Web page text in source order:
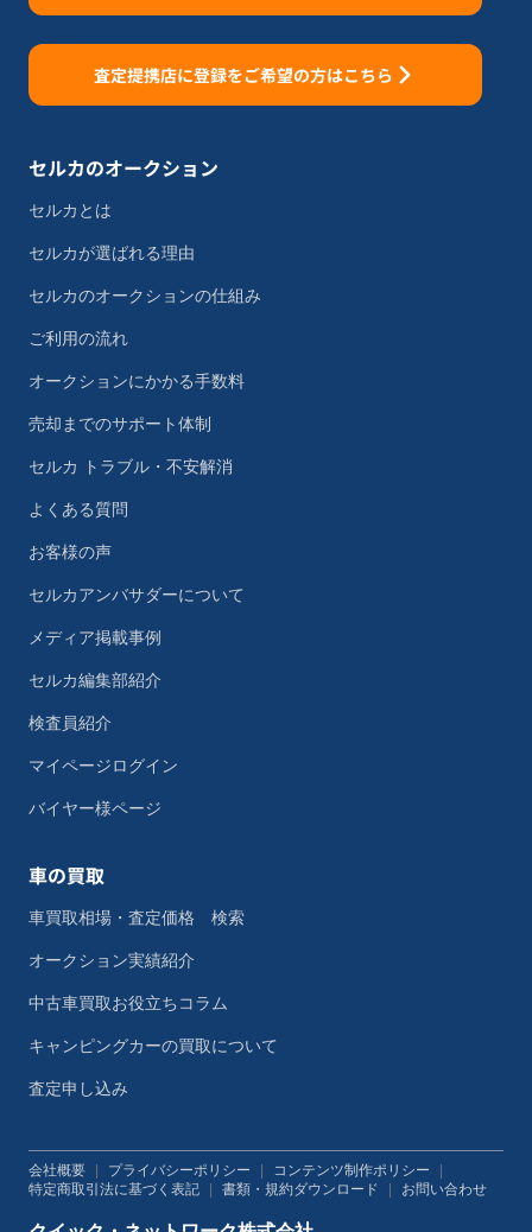
査定提携店に登録をご希望の方はこちら
セルカのオークション
セルカとは
セルカが選ばれる理由
セルカのオークションの仕組み
ご利用の流れ
オークションにかかる手数料
売却までのサポート体制
セルカ トラブル・不安解消
よくある質問
お客様の声
セルカアンバサダーについて
メディア掲載事例
セルカ編集部紹介
検査員紹介
マイページログイン
バイヤー様ページ
車の買取
車買取相場・査定価格 検索
オークション実績紹介
中古車買取お役立ちコラム
キャンピングカーの買取について
査定申し込み
会社概要 プライバシーポリシー コンテンツ制作ポリシー
特定商取引法に基づく表記
書類・規約ダウンロード お問い合わせ